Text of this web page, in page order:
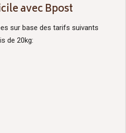
avec Bpost
sur base des tarifs suivants
de 20kg: